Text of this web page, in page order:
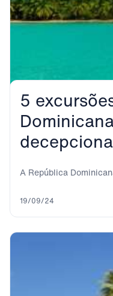
5
A República
19/09/24